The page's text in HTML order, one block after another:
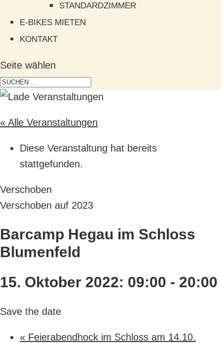
STANDARDZIMMER
E-BIKES MIETEN
KONTAKT
Seite wählen
« Alle Veranstaltungen
Diese Veranstaltung hat bereits
stattgefunden.
Verschoben
Verschoben auf 2023
Barcamp Hegau im Schloss
Blumenfeld
15. Oktober 2022: 09:00 - 20:00
Save the date
« Feierabendhock im Schloss am 14.10.